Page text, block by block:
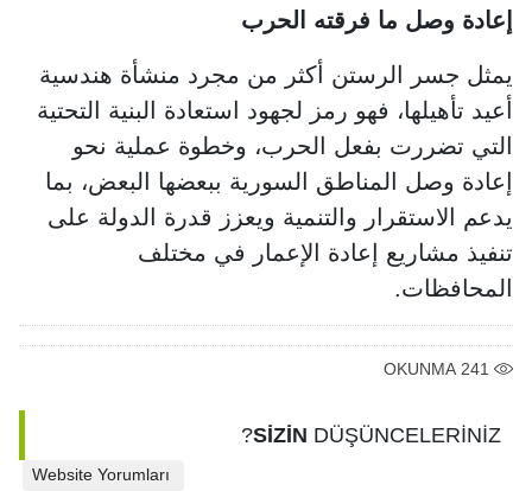
إعادة وصل ما فرقته الحرب
يمثل جسر الرستن أكثر من مجرد منشأة هندسية
أعيد تأهيلها، فهو رمز لجهود استعادة البنية التحتية
التي تضررت بفعل الحرب، وخطوة عملية نحو
إعادة وصل المناطق السورية ببعضها البعض، بما
يدعم الاستقرار والتنمية ويعزز قدرة الدولة على
تنفيذ مشاريع إعادة الإعمار في مختلف
المحافظات.
241
OKUNMA
SİZİN DÜŞÜNCELERİNİZ?